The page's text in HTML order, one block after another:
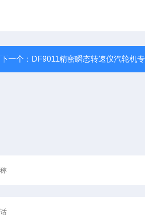
下一个： DF9011精密瞬态转速仪汽轮机